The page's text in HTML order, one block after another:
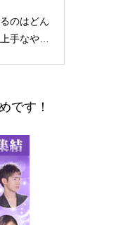
のはどん
手なやり
です！